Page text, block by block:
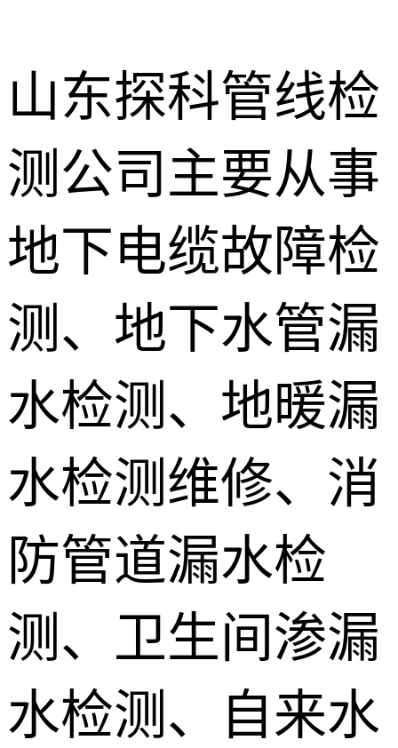
山东探科管线检
测公司主要从事
地下电缆故障检
测、地下水管漏
水检测、地暖漏
水检测维修、消
防管道漏水检
测、卫生间渗漏
水检测、自来水
地下暗管漏
水检测
卫生间渗漏
水检测
地暖漏水检
测
壁挂炉维修
防水补漏
障检测
测漏水设备
训